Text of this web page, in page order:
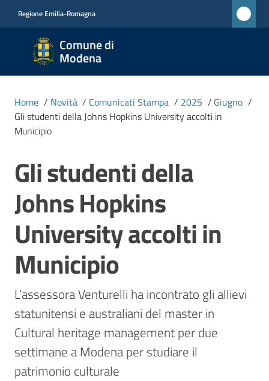
Regione Emilia-Romagna
Comune di
Modena
Comune
di
Modena
CIVICA
MONET
Amministrazione
Novità
Menu selezionato
Servizi
Vivere
Argomenti
Home / Novità / Comunicati Stampa / 2025 / Giugno /
Gli studenti della Johns Hopkins University accolti in
Municipio
Salta al contenuto
Gli studenti della
Johns Hopkins
University accolti in
Municipio
L’assessora Venturelli ha incontrato gli allievi
statunitensi e australiani del master in
Cultural heritage management per due
settimane a Modena per studiare il
patrimonio culturale